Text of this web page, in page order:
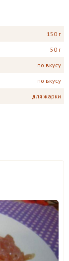
150 г
50 г
по вкусу
по вкусу
для жарки